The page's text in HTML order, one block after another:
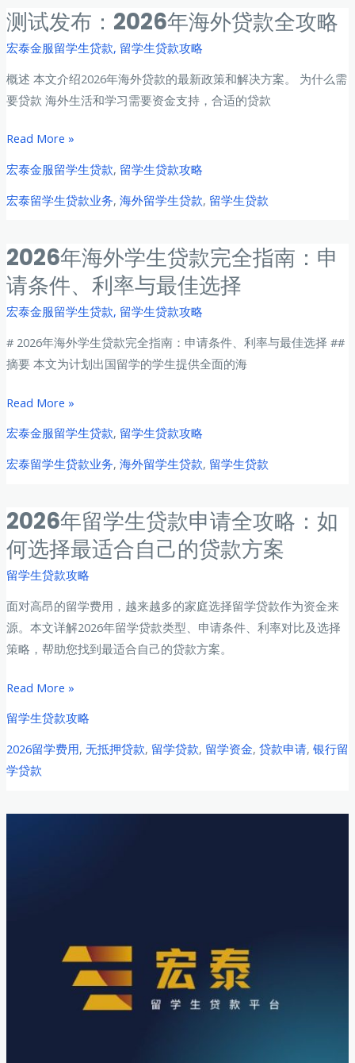
贷
款：
华
人
留
生
属
方
测试发布：2026年海外贷款全攻略
宏泰金服留学生贷款, 留学生贷款攻略
概述 本文介绍2026年海外贷款的最新政策和解决方案。 为什么需
要贷款 海外生活和学习需要资金支持，合适的贷款
测
发
布：
年
海
外
贷
全
攻
Read More »
宏泰金服留学生贷款, 留学生贷款攻略
宏泰留学生贷款业务, 海外留学生贷款, 留学生贷款
2026年海外学生贷款完全指南：申
请条件、利率与最佳选择
宏泰金服留学生贷款, 留学生贷款攻略
# 2026年海外学生贷款完全指南：申请条件、利率与最佳选择 ##
摘要 本文为计划出国留学的学生提供全面的海
2026
海
外
生
贷
款
完
指
南：
申
件、
利
率
Read More »
宏泰金服留学生贷款, 留学生贷款攻略
宏泰留学生贷款业务, 海外留学生贷款, 留学生贷款
2026年留学生贷款申请全攻略：如
何选择最适合自己的贷款方案
留学生贷款攻略
面对高昂的留学费用，越来越多的家庭选择留学贷款作为资金来
源。本文详解2026年留学贷款类型、申请条件、利率对比及选择
策略，帮助您找到最适合自己的贷款方案。
2026
留
学
生
款
Read More »
留学生贷款攻略
2026留学费用, 无抵押贷款, 留学贷款, 留学资金, 贷款申请, 银行留
学贷款